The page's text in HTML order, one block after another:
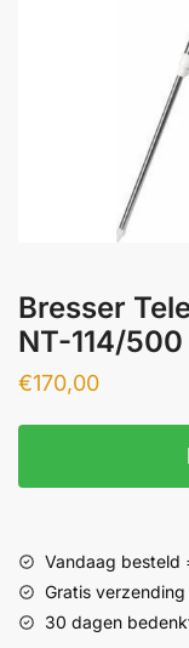
Bresser
NT-114/
€170,00
Vandaag besteld
Gratis verzending
30 dagen